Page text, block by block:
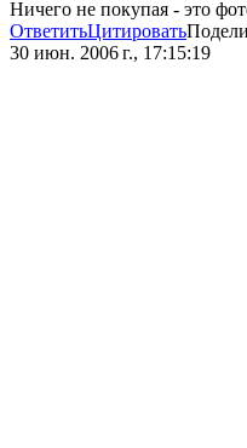
Ничего не покупая - это
ОтветитьЦитировать
30 июн. 2006 г., 17:15:19